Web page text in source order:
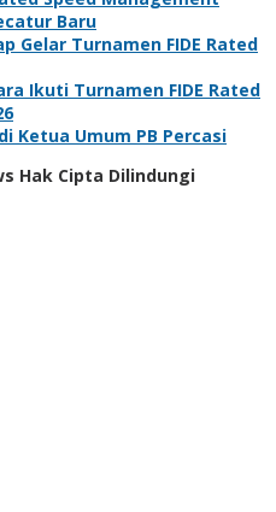
Baru
Gelar Turnamen FIDE Rated
Ikuti Turnamen FIDE Rated
Ketua Umum PB Percasi
Hak Cipta Dilindungi